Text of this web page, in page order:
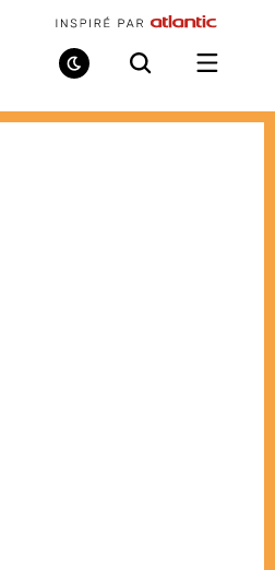
Mode
RechercheOuvrir
le